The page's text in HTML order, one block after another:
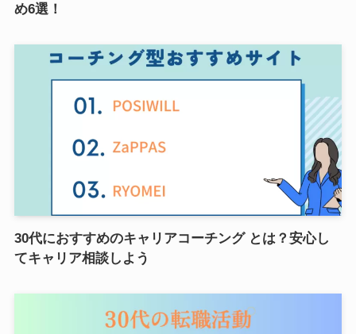
め6選！
30代におすすめのキャリアコーチング とは？安心し
てキャリア相談しよう